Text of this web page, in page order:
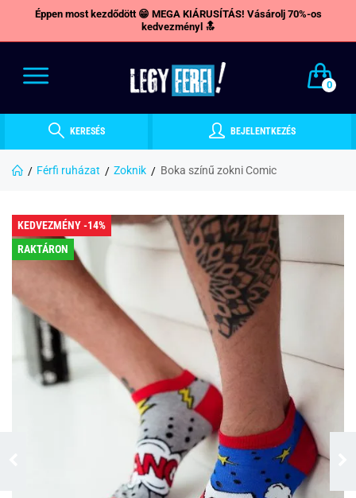
Éppen most kezdődött 😁 MEGA KIÁRUSÍTÁS! Vásárolj 70%-os
kedvezményl 🔝
0
KERESÉS BEJELENTKEZÉS
Férfi ruházat Zoknik Boka színű zokni Comic
KEDVEZMÉNY -14%
RAKTÁRON